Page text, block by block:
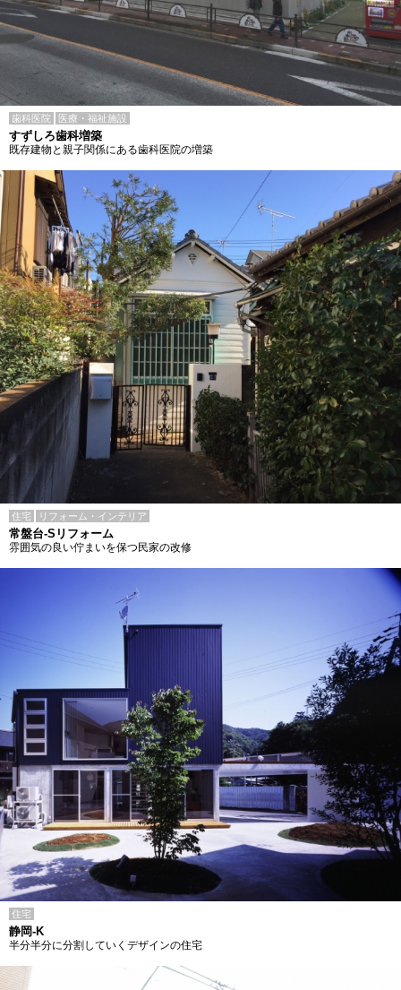
歯科医院 医療・福祉施設
すずしろ歯科増築
既存建物と親子関係にある歯科医院の増築
住宅 リフォーム・インテリア
常盤台-Sリフォーム
雰囲気の良い佇まいを保つ民家の改修
住宅
静岡-K
半分半分に分割していくデザインの住宅